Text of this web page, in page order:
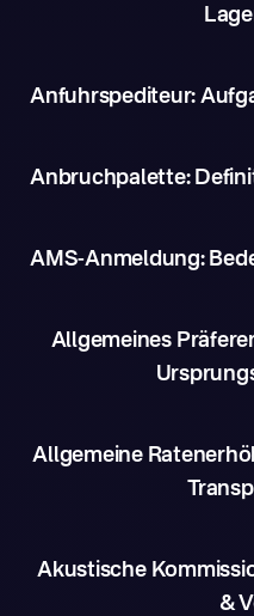
Anfuhrspediteur:
Anbruchpalette:
AMS-Anmeldung:
Allgemeines
Allgemeine
Akustische
&